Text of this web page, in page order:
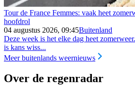
Tour de France Femmes: vaak heet
hoofdrol
04 augustus 2026, 09:45Buitenland
Deze week is het elke dag heet
is kans wiss...
Meer buitenlands weernieuws
Over de regenradar